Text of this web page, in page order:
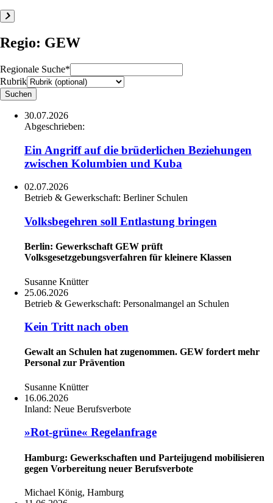
Regio: GEW
Regionale Suche*
Rubrik
30.07.2026
Abgeschrieben:
Ein Angriff auf die brüderlichen Beziehungen
zwischen Kolumbien und Kuba
02.07.2026
Betrieb & Gewerkschaft: Berliner Schulen
Volksbegehren soll Entlastung bringen
Berlin: Gewerkschaft GEW prüft
Volksgesetzgebungsverfahren für kleinere Klassen
Susanne Knütter
25.06.2026
Betrieb & Gewerkschaft: Personalmangel an Schulen
Kein Tritt nach oben
Gewalt an Schulen hat zugenommen. GEW fordert mehr
Personal zur Prävention
Susanne Knütter
16.06.2026
Inland: Neue Berufsverbote
»Rot-grüne« Regelanfrage
Hamburg: Gewerkschaften und Parteijugend mobilisieren
gegen Vorbereitung neuer Berufsverbote
Michael König, Hamburg